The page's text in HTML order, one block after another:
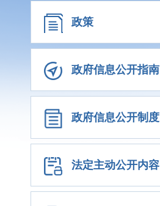
政策
政府信息公开指南
政府信息公开制度
法定主动公开内容